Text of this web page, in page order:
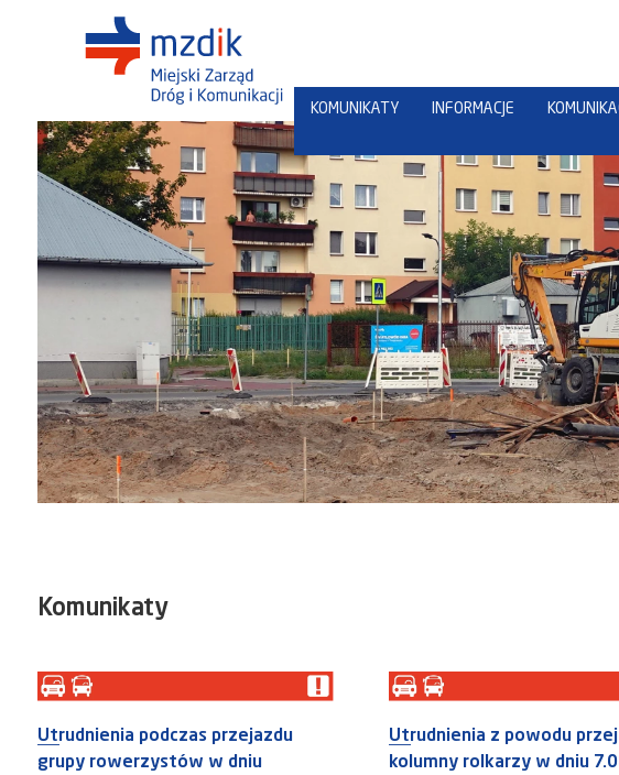
KOMUNIKATY INFORMACJE
Komunikaty
Utrudnienia podczas przejazdu
grupy rowerzystów w dniu
Utrudnienia z powodu
kolumny rolkarzy w dniu